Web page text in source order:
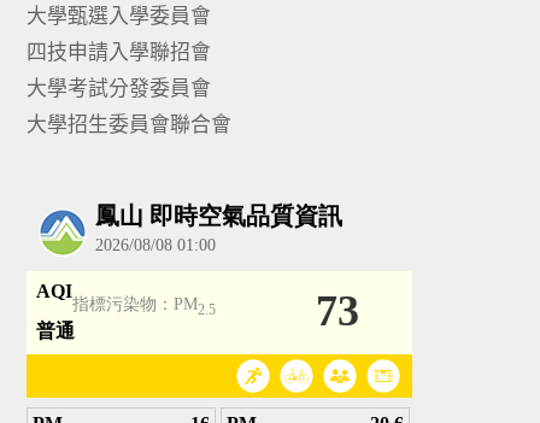
大學甄選入學委員會
四技申請入學聯招會
大學考試分發委員會
大學招生委員會聯合會